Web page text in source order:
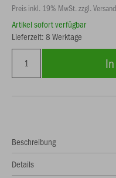
Preis inkl. 19% MwSt. zzgl. Versand
Artikel sofort verfügbar
Lieferzeit: 8 Werktage
Beschreibung
Details